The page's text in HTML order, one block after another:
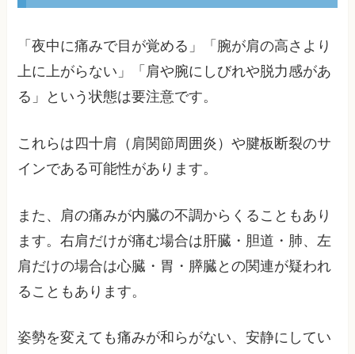
「夜中に痛みで目が覚める」「腕が肩の高さより
上に上がらない」「肩や腕にしびれや脱力感があ
る」という状態は要注意です。
これらは四十肩（肩関節周囲炎）や腱板断裂のサ
インである可能性があります。
また、肩の痛みが内臓の不調からくることもあり
ます。右肩だけが痛む場合は肝臓・胆道・肺、左
肩だけの場合は心臓・胃・膵臓との関連が疑われ
ることもあります。
姿勢を変えても痛みが和らがない、安静にしてい